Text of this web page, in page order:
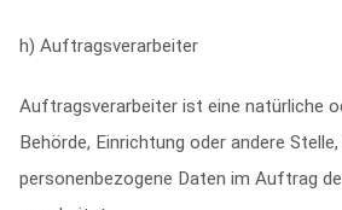
h) Auftragsverarbeiter
Auftragsverarbeiter ist eine natürliche
Behörde, Einrichtung oder andere Stelle,
personenbezogene Daten im Auftrag